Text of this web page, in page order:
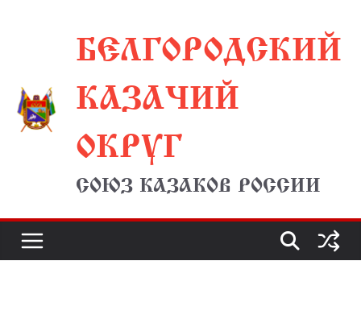
содержимомуБЕЛГОРОДСКИЙ
КАЗАЧИЙ
ОКРУГ
СОЮЗ КАЗАКОВ РОССИИ